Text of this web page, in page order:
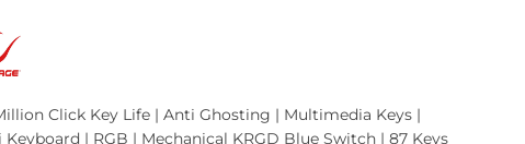
Click Key Life | Anti Ghosting | Multimedia Keys |
Keyboard | RGB | Mechanical KRGD Blue Switch | 87 Keys